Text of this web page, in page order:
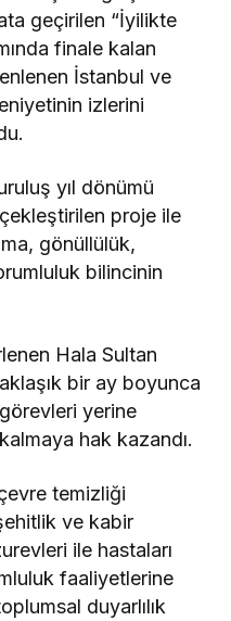
geçirilen “İyilikte
finale kalan
İstanbul ve
izlerini
yıl dönümü
proje ile
gönüllülük,
bilincinin
Hala Sultan
bir ay boyunca
yerine
hak kazandı.
temizliği
ve kabir
ile hastaları
faaliyetlerine
duyarlılık